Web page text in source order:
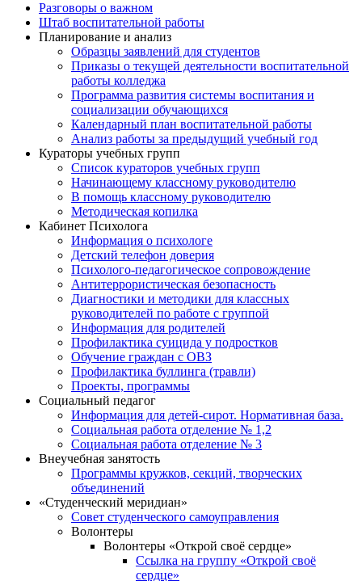
Разговоры о важном
Штаб воспитательной работы
Планирование и анализ
Образцы заявлений для студентов
Приказы о текущей деятельности воспитательной
работы колледжа
Программа развития системы воспитания и
социализации обучающихся
Календарный план воспитательной работы
Анализ работы за предыдущий учебный год
Кураторы учебных групп
Список кураторов учебных групп
Начинающему классному руководителю
В помощь классному руководителю
Методическая копилка
Кабинет Психолога
Информация о психологе
Детский телефон доверия
Психолого-педагогическое сопровождение
Антитеррористическая безопасность
Диагностики и методики для классных
руководителей по работе с группой
Информация для родителей
Профилактика суицида у подростков
Обучение граждан с ОВЗ
Профилактика буллинга (травли)
Проекты, программы
Социальный педагог
Информация для детей-сирот. Нормативная база.
Социальная работа отделение № 1,2
Социальная работа отделение № 3
Внеучебная занятость
Программы кружков, секций, творческих
объединений
«Студенческий меридиан»
Совет студенческого самоуправления
Волонтеры
Волонтеры «Открой своё сердце»
Ссылка на группу «Открой своё
сердце»